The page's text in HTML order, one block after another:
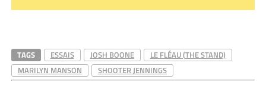
TAGS ESSAIS JOSH BOONE
LE FLÉAU (THE STAND)
MARILYN MANSON
SHOOTER JENNINGS